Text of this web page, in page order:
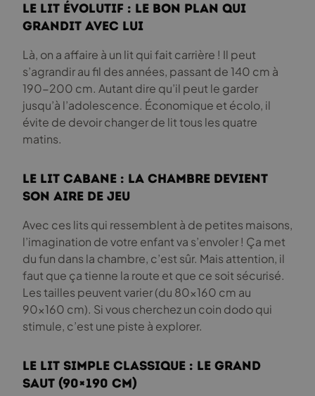
Le lit évolutif : le bon plan qui
grandit avec lui
Là, on a affaire à un lit qui fait carrière ! Il peut
s’agrandir au fil des années, passant de 140 cm à
190-200 cm. Autant dire qu’il peut le garder
jusqu’à l’adolescence. Économique et écolo, il
évite de devoir changer de lit tous les quatre
matins.
Le lit cabane : la chambre devient
son aire de jeu
Avec ces lits qui ressemblent à de petites maisons,
l’imagination de votre enfant va s’envoler ! Ça met
du fun dans la chambre, c’est sûr. Mais attention, il
faut que ça tienne la route et que ce soit sécurisé.
Les tailles peuvent varier (du 80×160 cm au
90×160 cm). Si vous cherchez un coin dodo qui
stimule, c’est une piste à explorer.
Le lit simple classique : le grand
saut (90×190 cm)